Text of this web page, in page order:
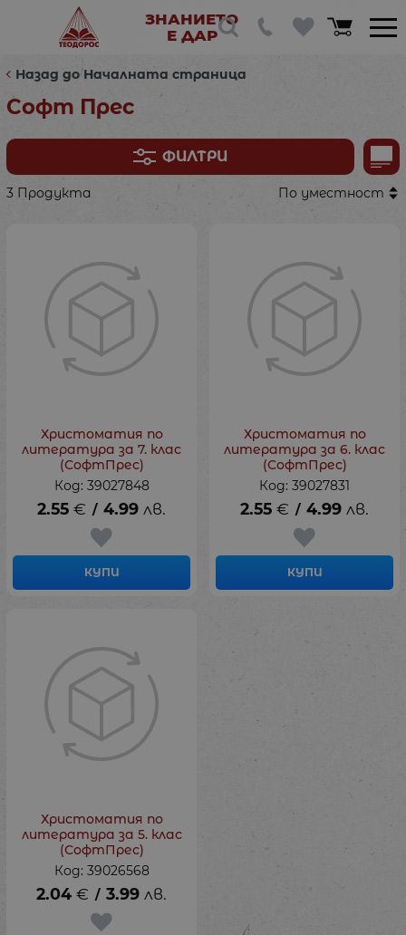
ЗНАНИЕТО
Е ДАР
Назад до Началната страница
Софт Прес
ФИЛТРИ
3 Продукта По уместност
Христоматия по
литература за 7. клас
(СофтПрес)
Код: 39027848
2.55 € / 4.99 лв.
КУПИ
Христоматия по
литература за 6. клас
(СофтПрес)
Код: 39027831
2.55 € / 4.99 лв.
КУПИ
Христоматия по
литература за 5. клас
(СофтПрес)
Код: 39026568
2.04 € / 3.99 лв.